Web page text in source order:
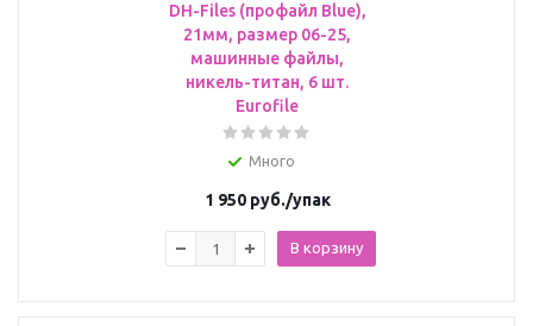
DH-Files (профайл Blue),
21мм, размер 06-25,
машинные файлы,
никель-титан, 6 шт.
Eurofile
Много
1 950руб./упак
В корзину